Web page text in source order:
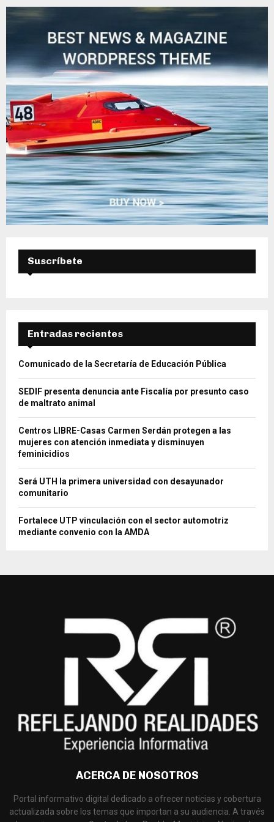
A
Suscríbete
Entradas recientes
Comunicado de la Secretaría de Educación Pública
SEDIF presenta denuncia ante Fiscalía por presunto caso
de maltrato animal
Centros LIBRE-Casas Carmen Serdán protegen a las
mujeres con atención inmediata y disminuyen
feminicidios
Será UTH la primera universidad con desayunador
comunitario
Fortalece UTP vinculación con el sector automotriz
mediante convenio con la AMDA
ACERCA DE NOSOTROS
Portal informativo digital dedicado a ofrecer noticias y cobertura
actualizada sobre los temas que importan a su audiencia. A través